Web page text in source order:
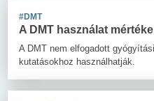
#DMT
A DMT használat mértéke
A DMT nem elfogadott
kutatásokhoz használhatják.